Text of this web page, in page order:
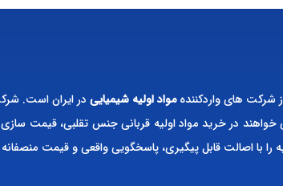
شرکت های واردکنندهمواد اولیه شیمیاییدر ایران است.
در خرید مواد اولیه قربانی جنس تقلبی، قیمت
را با اصالت قابل پیگیری، پاسخگویی واقعی و قیمت